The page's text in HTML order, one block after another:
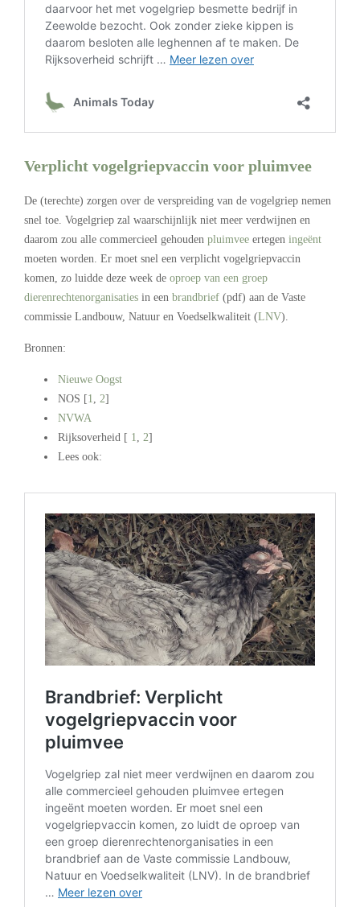
Verplicht vogelgriepvaccin voor pluimvee
De (terechte) zorgen over de verspreiding van de vogelgriep nemen
snel toe. Vogelgriep zal waarschijnlijk niet meer verdwijnen en
daarom zou alle commercieel gehouden pluimvee ertegen ingeënt
moeten worden. Er moet snel een verplicht vogelgriepvaccin
komen, zo luidde deze week de oproep van een groep
dierenrechtenorganisaties in een brandbrief (pdf) aan de Vaste
commissie Landbouw, Natuur en Voedselkwaliteit (LNV).
Bronnen:
Nieuwe Oogst
NOS [1, 2]
NVWA
Rijksoverheid [ 1, 2]
Lees ook: